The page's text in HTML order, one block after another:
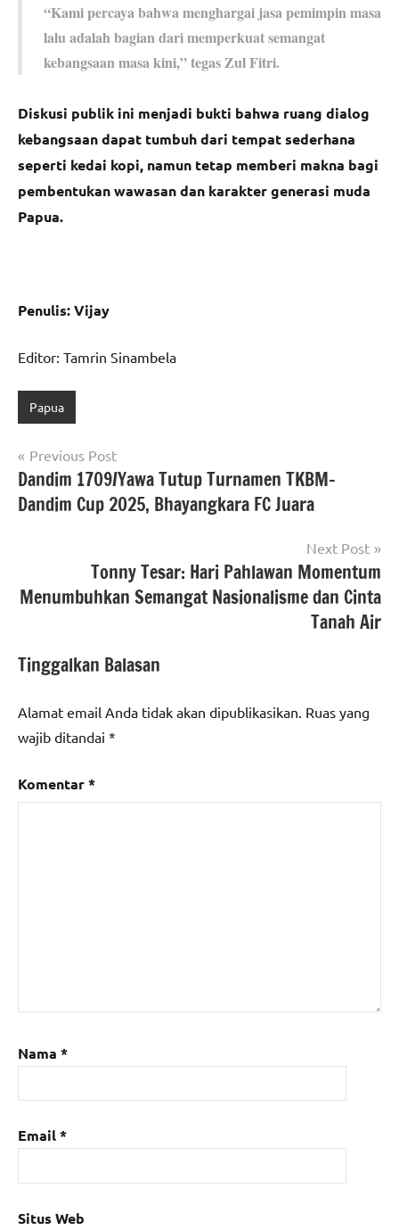
“Kami percaya bahwa menghargai jasa pemimpin masa
lalu adalah bagian dari memperkuat semangat
kebangsaan masa kini,” tegas Zul Fitri.
Diskusi publik ini menjadi bukti bahwa ruang dialog
kebangsaan dapat tumbuh dari tempat sederhana
seperti kedai kopi, namun tetap memberi makna bagi
pembentukan wawasan dan karakter generasi muda
Papua.
Penulis: Vijay
Editor: Tamrin Sinambela
Papua
Navigasi
pos
Previous Post
Dandim 1709/Yawa Tutup Turnamen TKBM–
Dandim Cup 2025, Bhayangkara FC Juara
Next Post
Tonny Tesar: Hari Pahlawan Momentum
Menumbuhkan Semangat Nasionalisme dan Cinta
Tanah Air
Tinggalkan Balasan
Alamat email Anda tidak akan dipublikasikan. Ruas yang
wajib ditandai *
Komentar*
Nama *
Email*
Situs Web